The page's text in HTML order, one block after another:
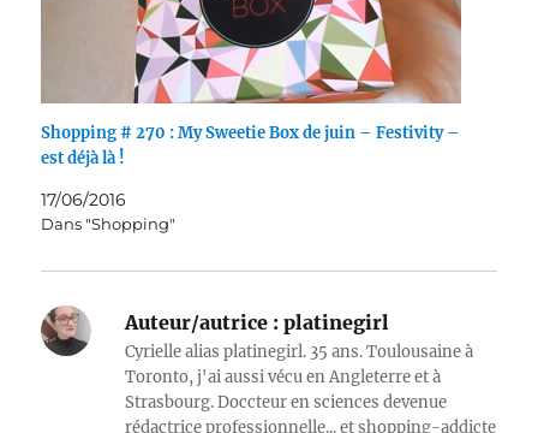
Shopping # 270 : My Sweetie Box de juin – Festivity –
est déjà là !
17/06/2016
Dans "Shopping"
Auteur/autrice : platinegirl
Cyrielle alias platinegirl. 35 ans. Toulousaine à
Toronto, j'ai aussi vécu en Angleterre et à
Strasbourg. Doccteur en sciences devenue
rédactrice professionnelle... et shopping-addicte